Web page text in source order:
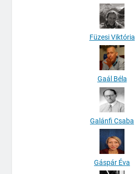
Füzesi Viktória
Gaál Béla
Galánfi Csaba
Gáspár Éva